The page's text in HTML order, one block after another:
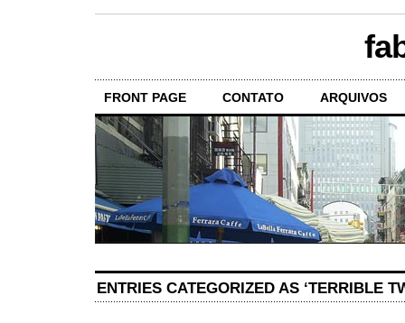
FRONT PAGE CONTATO ARQUIVOS
ENTRIES CATEGORIZED AS ‘TERRIBLE